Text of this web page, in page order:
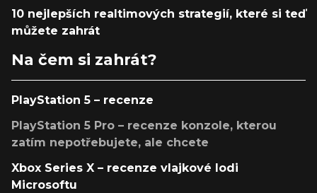
10 nejlepších realtimových strategií, které si teď
můžete zahrát
Na čem si zahrát?
PlayStation 5 – recenze
PlayStation 5 Pro – recenze konzole, kterou
zatím nepotřebujete, ale chcete
Xbox Series X – recenze vlajkové lodi
Microsoftu